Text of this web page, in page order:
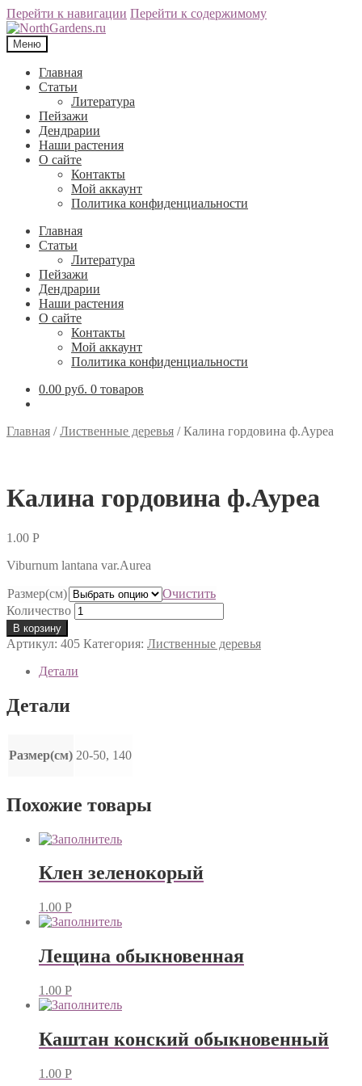
Перейти к навигации Перейти к содержимому
Меню
Главная
Статьи
Литература
Пейзажи
Дендрарии
Наши растения
О сайте
Контакты
Мой аккаунт
Политика конфиденциальности
Главная
Статьи
Литература
Пейзажи
Дендрарии
Наши растения
О сайте
Контакты
Мой аккаунт
Политика конфиденциальности
0.00 руб. 0 товаров
Главная /Лиственные деревья /Калина гордовина ф.Ауреа
Калина гордовина ф.Ауреа
1.00 Р
Viburnum lantana var.Aurea
Размер(см)
Очистить
Количество
В корзину
Артикул: 405 Категория: Лиственные деревья
Детали
Детали
Размер(см) 20-50, 140
Похожие товары
Клен зеленокорый
1.00 Р
Лещина обыкновенная
1.00 Р
Каштан конский обыкновенный
1.00 Р